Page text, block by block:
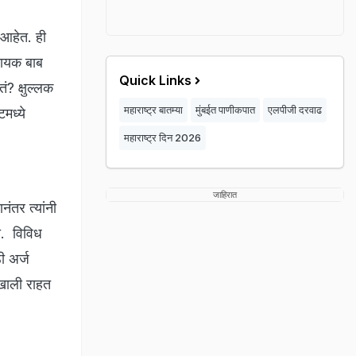
ही
बाब
क्षुल्लक
त्यांनी
विविध
अर्ज
राहत
Quick Links
महाराष्ट्र बातम्या मुंबईत पाणीकपात एलपीजी दरवाढ
महाराष्ट्र दिन 2026
जाहिरात